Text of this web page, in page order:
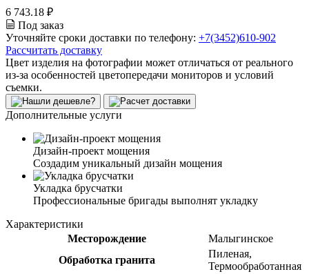
6 743.18 ₽
Под заказ
Уточняйте сроки доставки по телефону: +7(3452)610-902
Рассчитать доставку
Цвет изделия на фотографии может отличаться от реального
из-за особенностей цветопередачи мониторов и условий
съемки.
Дополнительные услуги
Дизайн-проект мощения
Создадим уникальный дизайн мощения
Укладка брусчатки
Профессиональные бригады выполнят укладку
Характеристики
Месторождение
Малыгинское
Обработка гранита
Пиленая,
Термообработанная